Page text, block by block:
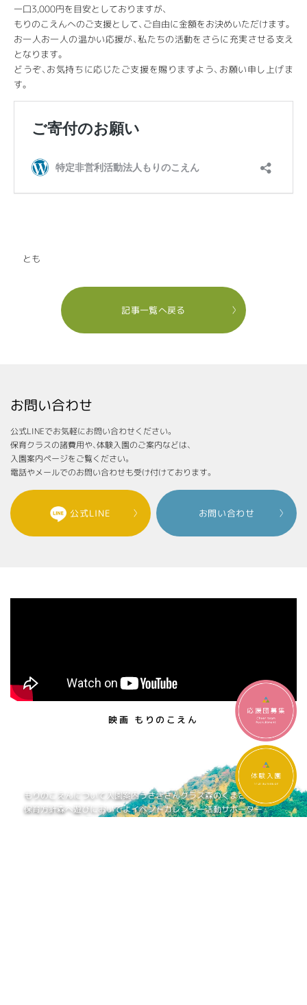
一口3,000円を目安としておりますが、
もりのこえんへのご支援として、ご自由に金額をお決めいただけます。
お一人お一人の温かい応援が、私たちの活動をさらに充実させる支え
となります。
どうぞ、お気持ちに応じたご支援を賜りますよう、お願い申し上げま
す。
とも
記事一覧へ戻る
お問い合わせ
公式LINEでお気軽にお問い合わせください。
保育クラスの諸費用や、体験入園のご案内などは、
入園案内ページをご覧ください。
電話やメールでのお問い合わせも受け付けております。
公式LINE お問い合わせ
映画 もりのこえん
もりのこえんについて 入園案内うさぎさんクラス森のくまさんクラス
保育方針森へ遊びにおいでよイベントカレンダー活動サポーター